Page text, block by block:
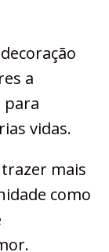
a
para
vidas.
mais
como